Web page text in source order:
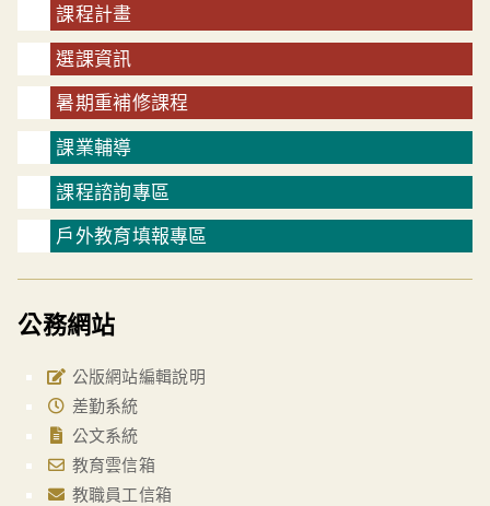
課程計畫
選課資訊
暑期重補修課程
課業輔導
課程諮詢專區
戶外教育填報專區
公務網站
公版網站編輯說明
差勤系統
公文系統
教育雲信箱
教職員工信箱